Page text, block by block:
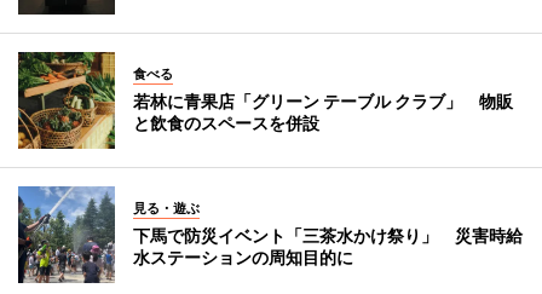
食べる
若林に青果店「グリーン テーブル クラブ」 物販
と飲食のスペースを併設
見る・遊ぶ
下馬で防災イベント「三茶水かけ祭り」 災害時給
水ステーションの周知目的に